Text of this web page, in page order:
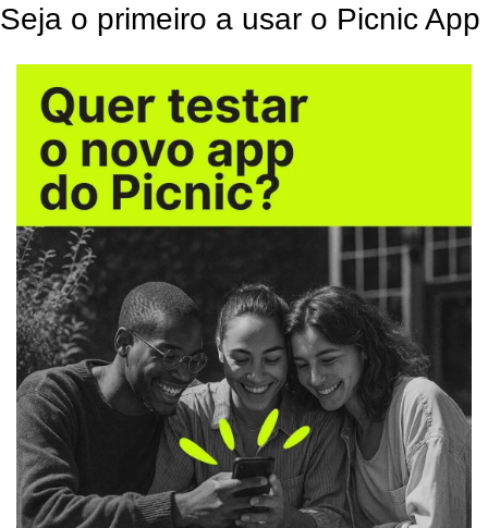
Seja o primeiro a usar o Picnic App